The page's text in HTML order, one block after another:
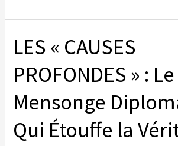
Tshilumbayi,
une
bombe
de
massive
LES « CAUSES
PROFONDES » : Le
Mensonge
Qui Étouffe la